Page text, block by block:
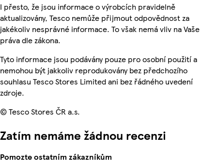
I přesto, že jsou informace o výrobcích pravidelně
aktualizovány, Tesco nemůže přijmout odpovědnost za
jakékoliv nesprávné informace. To však nemá vliv na Vaše
práva dle zákona.
Tyto informace jsou podávány pouze pro osobní použití a
nemohou být jakkoliv reprodukovány bez předchozího
souhlasu Tesco Stores Limited ani bez řádného uvedení
zdroje.
© Tesco Stores ČR a.s.
Zatím nemáme žádnou recenzi
Pomozte ostatním zákazníkům